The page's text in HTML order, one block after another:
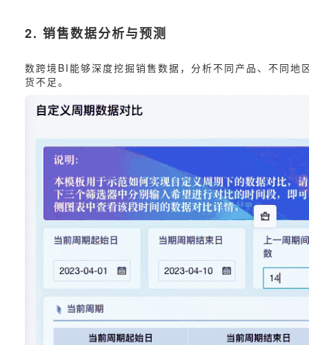
2. 销售数据分析与预测
数跨境BI能够深度挖掘销售数据，分析不同产品、不同
货不足。